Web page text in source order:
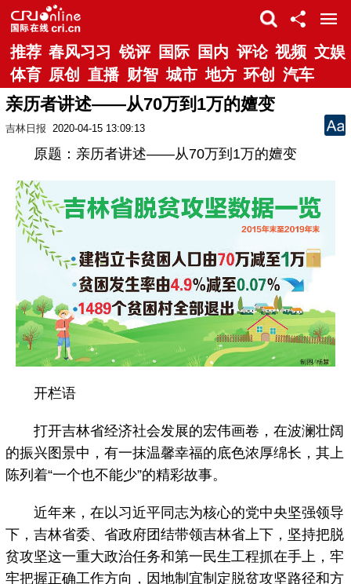
推荐 春风习习 锐评 国际 国内 评论 视频 文娱
体育 原创 直播 财智 城市 地方 环创 汽车
亲历者讲述——从70万到1万的嬗变
吉林日报 2020-04-15 13:09:13
原题：亲历者讲述——从70万到1万的嬗变
开栏语
打开吉林省经济社会发展的宏伟画卷，在波澜壮阔
的振兴图景中，有一抹温馨幸福的底色浓厚绵长，其上
陈列着“一个也不能少”的精彩故事。
近年来，在以习近平同志为核心的党中央坚强领导
下，吉林省委、省政府团结带领吉林省上下，坚持把脱
贫攻坚这一重大政治任务和第一民生工程抓在手上，牢
牢把握正确工作方向，因地制宜制定脱贫攻坚路径和方